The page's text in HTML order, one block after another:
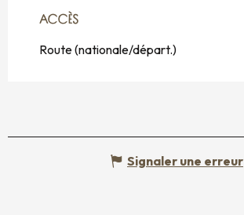
ACCÈS
ACCÈS
Route (nationale/départ.)
Signaler une erreur